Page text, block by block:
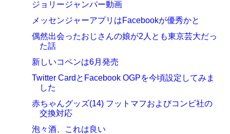
ジョリージャンパー動画
メッセンジャーアプリはFacebookが優秀かと
偶然出会ったおじさんの娘が2人とも東京芸大だっ
た話
新しいコペンは6月発売
Twitter CardとFacebook OGPを今頃設定してみま
した
赤ちゃんグッズ(14) フットマフおよびコンビ社の
交換対応
泡々酒、これは良い